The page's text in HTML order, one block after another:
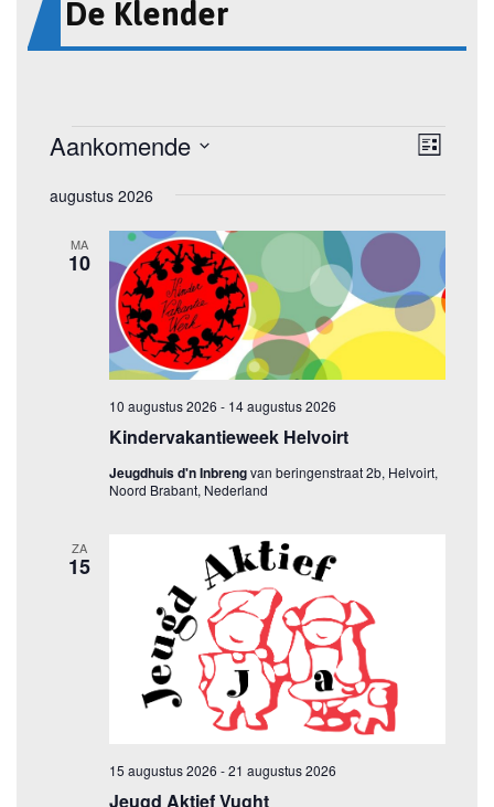
De Klender